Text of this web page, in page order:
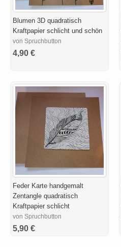
Blumen 3D quadratisch
Kraftpapier schlicht und schön
von Spruchbutton
4,90 €
Feder Karte handgemalt
Zentangle quadratisch
Kraftpapier schlicht
von Spruchbutton
5,90 €